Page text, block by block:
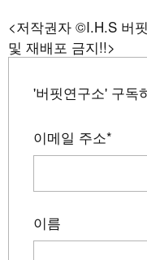
<저작권자 ©I.H.S 버
및 재배포 금지!!>
'버핏연구소' 구독
이메일 주소*
이름